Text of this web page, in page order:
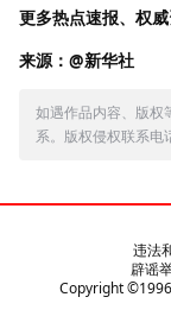
更多热点速报、权
来源：@新华社
如遇作品内容、版权
系。版权侵权联系
违法
辟谣
Copyright